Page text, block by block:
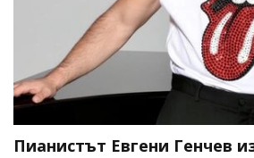
Пианистът Евгени Генчев